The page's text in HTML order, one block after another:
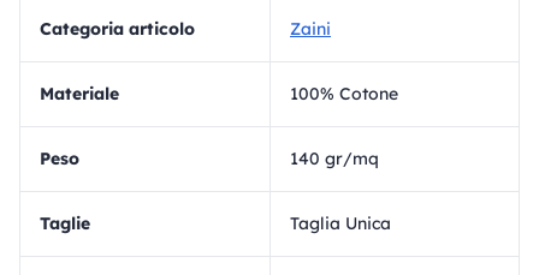
Categoria articolo Zaini
materiale 100% Cotone
Peso 140 gr/mq
Taglie Taglia Unica